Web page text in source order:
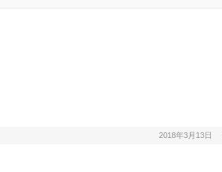
2018年3月13日